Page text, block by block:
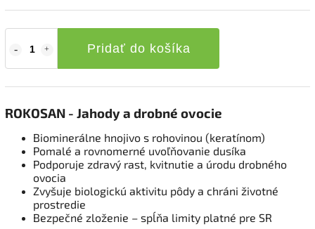
Pridať do košíka
ROKOSAN - Jahody a drobné ovocie
Biominerálne hnojivo s rohovinou (keratínom)
Pomalé a rovnomerné uvoľňovanie dusíka
Podporuje zdravý rast, kvitnutie a úrodu drobného
ovocia
Zvyšuje biologickú aktivitu pôdy a chráni životné
prostredie
Bezpečné zloženie – spĺňa limity platné pre SR